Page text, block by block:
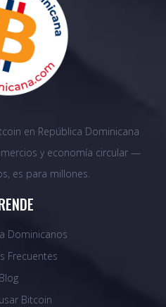
en República Dominicana
y economía circular —
es para millones.
Dominicanos
Frecuentes
Blog
Bitcoin